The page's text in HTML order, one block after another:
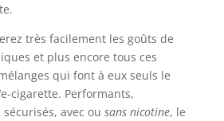
très facilement les goûts de
et plus encore tous ces
qui font à eux seuls le
cigarette. Performants,
avec ou sans nicotine, le